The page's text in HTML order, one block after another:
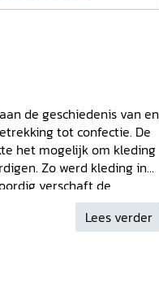
de geschiedenis van en
tot confectie. De
het mogelijk om kleding
Zo werd kleding in
verschaft de
aan 60 miljoen
gepaard gaat met
die gericht zijn
Sinds de
Lees verder